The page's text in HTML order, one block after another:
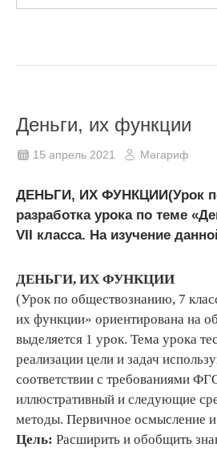
Деньги, их функции
15 апрель 2021 Мәгариф
ДЕНЬГИ, ИХ ФУНКЦИИ(Урок
разработка урока по теме
VII класса. На изучение
ДЕНЬГИ, ИХ ФУНКЦИИ
(Урок по обществознанию, 7
их функции» ориентирована на
выделяется 1 урок. Тема урока
реализации цели и задач
соответствии с требованиями
иллюстративный и следующие
методы. Первичное осмысление и
Цель: Расширить и обобщить